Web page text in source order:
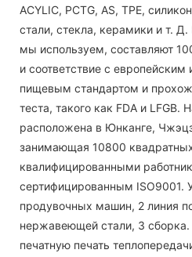
ACYLIC, PCTG, AS, TPE,
стали, стекла, керамики и т.
мы используем, составляют
и соответствие с
пищевым стандартом и
теста, такого как FDA и
расположена в Юнканге,
занимающая 10800
квалифицированными
сертифицированным ISO9001.
продувочных машин, 2 линия
нержавеющей стали, 3
печатную печать